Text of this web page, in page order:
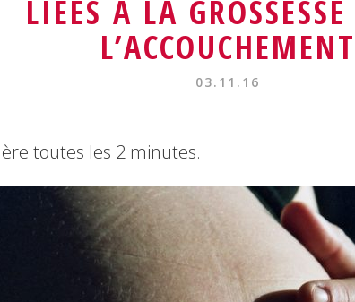
LIÉES À LA
L’ACCOUCHEMENT
03.11.16
toutes les 2 minutes.